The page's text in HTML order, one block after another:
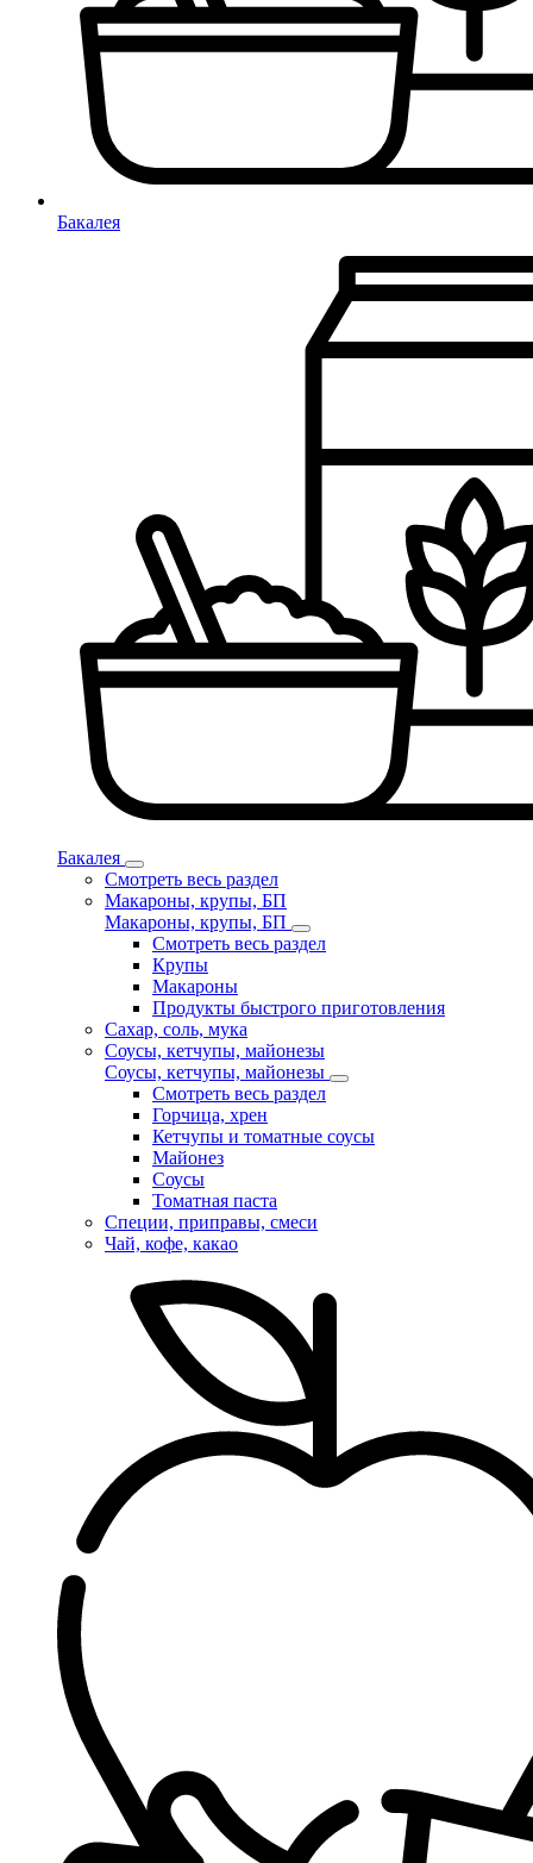
Бакалея
Бакалея
Смотреть весь раздел
Макароны, крупы, БП
Макароны, крупы, БП
Смотреть весь раздел
Крупы
Макароны
Продукты быстрого приготовления
Сахар, соль, мука
Соусы, кетчупы, майонезы
Соусы, кетчупы, майонезы
Смотреть весь раздел
Горчица, хрен
Кетчупы и томатные соусы
Майонез
Соусы
Томатная паста
Специи, приправы, смеси
Чай, кофе, какао